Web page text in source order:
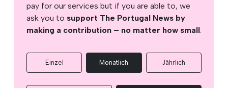
pay for our services but if you are able to, we
ask you to support The Portugal News by
making a contribution – no matter how small.
Einzel Monatlich Jährlich